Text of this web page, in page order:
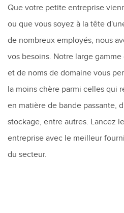
Que votre petite entreprise
ou que vous soyez à la tête
de nombreux employés, nous
vos besoins. Notre large
et de noms de domaine vous
la moins chère parmi celles qui
en matière de bande passante,
stockage, entre autres. Lancez
entreprise avec le meilleur
du secteur.